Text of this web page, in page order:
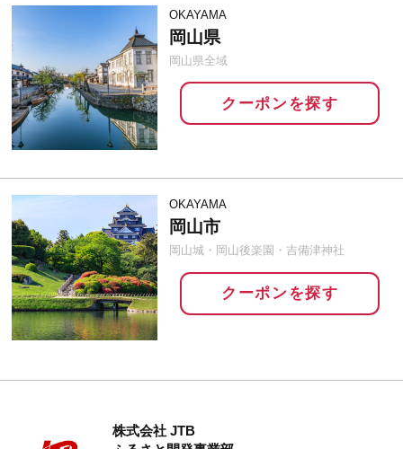
OKAYAMA
岡山県
岡山県全域
クーポンを探す
OKAYAMA
岡山市
岡山城・岡山後楽園・吉備津神社
クーポンを探す
株式会社 JTB